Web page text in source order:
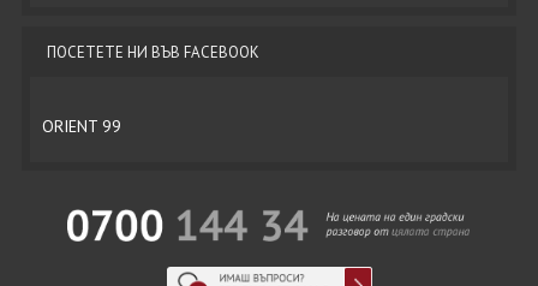
ПОСЕТЕТЕ НИ ВЪВ FACEBOOK
ORIENT 99